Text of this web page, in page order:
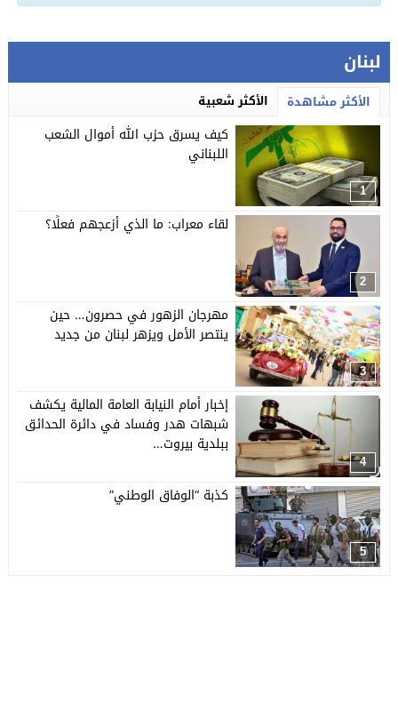
لبنان
الأكثر مشاهدة الأكثر شعبية
1
كيف يسرق حزب الله أموال الشعب
اللبناني
2
لقاء معراب: ما الذي أزعجهم فعلًا؟
3
مهرجان الزهور في حصرون… حين
ينتصر الأمل ويزهر لبنان من جديد
4
إخبار أمام النيابة العامة المالية يكشف
شبهات هدر وفساد في دائرة الحدائق
ببلدية بيروت…
5
كذبة “الوفاق الوطني”